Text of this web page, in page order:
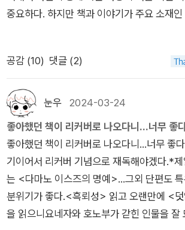
같다고 했다 ㅋㅋㅋ 하여간 나는 뛰었네 ㅋㅋ
따뜻해서 너무 좋았다.안그래도 27일이 임시
자기 코타키나발루 가서 뛰고 올까..하는 생각
이 완전 비어버리겠구나 라는 생각이 들었다
통장이 비어버려서 코타키나발루 갈 돈이 없
데 가서 뛰고 싶은데.. ㅠㅠ어쩌죠. 그래서 지
로 가자, 국내로. 국내 어디가 그나마 따뜻
로 안드는 곳.. 이 어디려나.대전은 어떨까요.
거기 호텔 잡고 뛰고 올까... 하하하하하하하
은 그곳에서도 유튭으로 계속 한국의 상황을
폰에서 네이버 앱도 지워버렸다. 자꾸 보고 스
너무나 단순한, 혹은 너무나 복잡한 현실을
우리 모임에 모여들지요. 말하자면 우리는 같
들이에요.'..'바꿔 말하자면, 당신은 바벨의
한 사람입니다. 현실과 마주하는 데에 이야기
요. 몽상가가 한때의 꿈에 잠기는 곳에 현실주
때, 주눅 드는 쪽은 항상 몽상가니까요. 당신
지 못했어요.'..무뚝뚝한 대답이 돌아왔다. 하
서, 나를 ‘맛을 보장할 수 없는 요리를 주문
애’라고 생각한다는 사실을 읽을 수 있었다.
다. 그리고 그것을 입 밖으로 내지 않는 사람
중요하다. 하지만 책과 이야기가 주요 소재인
수 판타지를 끌고와서 현대물인지 시대물인
의 이야기엔 다섯(더하기 한) 가문이 나오고
속이고 감춘다. 그 모든 걸 다 읽는 나도 실은
지 않기에 겁에 질려 매에에~
공감 (10) 댓글 (2)
눈우 2024-03-24
좋아했던 책이 리커버로 나오다니...너무 좋
좋아했던 책이 리커버로 나오다니...너무 좋
기이어서 리커버 기념으로 재독해야겠다.*
는 <다마노 이스즈의 명예>...그외 단편도
분위기가 좋다.<흑뢰성> 읽고 오랜만에 <
을 읽으니요네자와 호노부가 갇힌 인물을 잘